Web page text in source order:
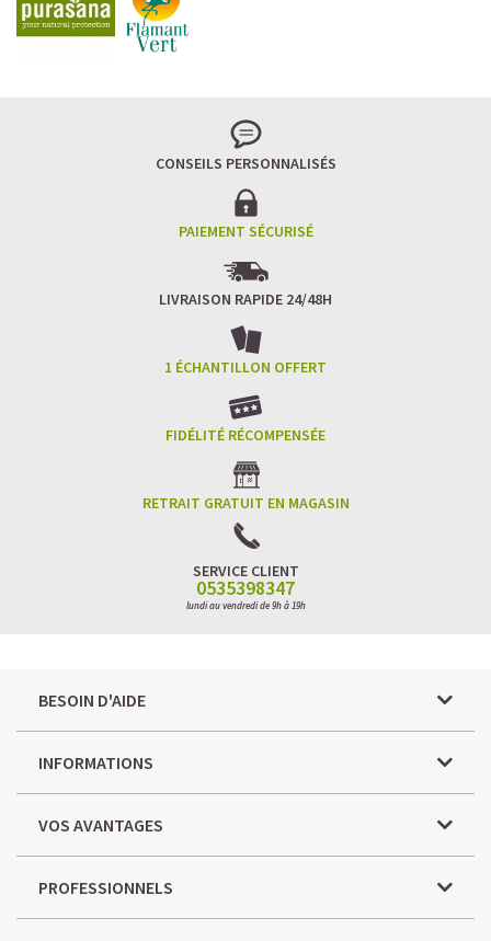
CONSEILS PERSONNALISÉS
PAIEMENT SÉCURISÉ
LIVRAISON RAPIDE 24/48H
1 ÉCHANTILLON OFFERT
FIDÉLITÉ RÉCOMPENSÉE
RETRAIT GRATUIT EN MAGASIN
SERVICE CLIENT
0535398347
lundi au vendredi de 9h à 19h
BESOIN D'AIDE
INFORMATIONS
VOS AVANTAGES
PROFESSIONNELS